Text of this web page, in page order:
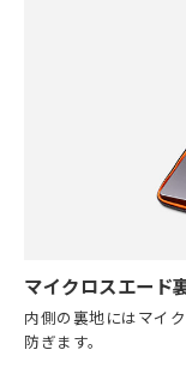
マイクロスエード
内側の裏地にはマイ
防ぎます。